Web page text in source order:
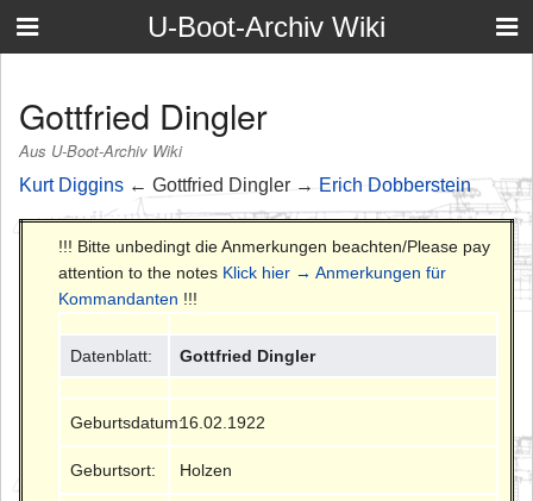
U-Boot-Archiv Wiki
Gottfried Dingler
Aus U-Boot-Archiv Wiki
Kurt Diggins ← Gottfried Dingler → Erich Dobberstein
!!! Bitte unbedingt die Anmerkungen beachten/Please pay
attention to the notes Klick hier → Anmerkungen für
Kommandanten !!!
Datenblatt: Gottfried Dingler
Geburtsdatum:16.02.1922
Geburtsort: Holzen